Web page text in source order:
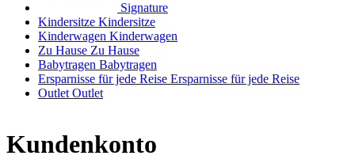
Signature
Kindersitze Kindersitze
Kinderwagen Kinderwagen
Zu Hause Zu Hause
Babytragen Babytragen
Ersparnisse für jede Reise Ersparnisse für jede Reise
Outlet Outlet
Kundenkonto